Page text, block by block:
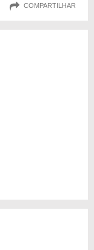
COMPARTILHAR